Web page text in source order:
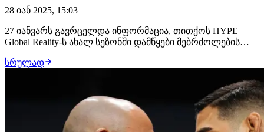
28 იან 2025, 15:03
27 იანვარს გავრცელდა ინფორმაცია, თითქოს HYPE
Global Reality-ს ახალ სეზონში დამწყები მებრძოლების
იქნებოდნენ. LaGazzetta.ge-ს ინფორმაციით, ქართველ
რადგან მან მონაწილეობაზე უარი განაცხადა.აქვე დავა…
სრულად